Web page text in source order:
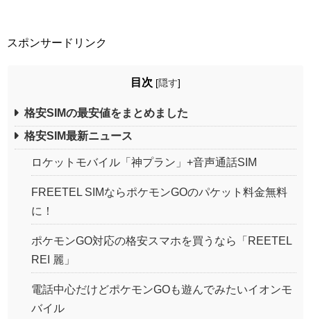
スポンサードリンク
目次 [隠す]
格安SIMの最安値をまとめました
格安SIM最新ニュース
ロケットモバイル「神プラン」+音声通話SIM
FREETEL SIMならポケモンGOのパケット料金無料
に！
ポケモンGO対応の格安スマホを買うなら「REETEL
REI 麗」
電話中心だけどポケモンGOも遊んでみたいイオンモ
バイル